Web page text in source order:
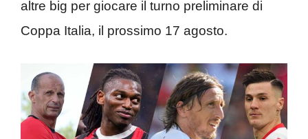
altre big per giocare il turno preliminare di
Coppa Italia, il prossimo 17 agosto.